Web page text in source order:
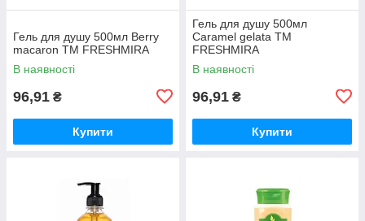
Гель для душу 500мл Berry
macaron ТМ FRESHMIRA
В наявності
96,91 ₴
Купити
Гель для душу 500мл
Caramel gelata ТМ
FRESHMIRA
В наявності
96,91 ₴
Купити